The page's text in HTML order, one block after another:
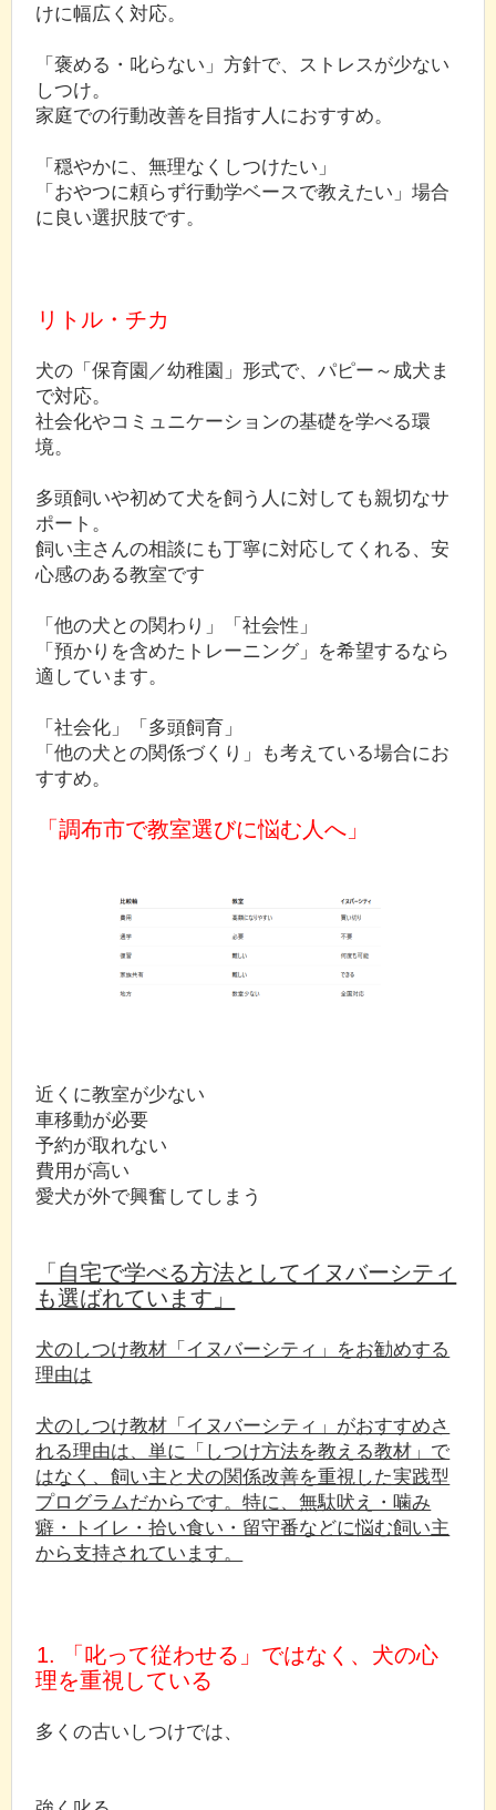
けに幅広く対応。
「褒める・叱らない」方針で、ストレスが少ない
しつけ。
家庭での行動改善を目指す人におすすめ。
「穏やかに、無理なくしつけたい」
「おやつに頼らず行動学ベースで教えたい」場合
に良い選択肢です。
リトル・チカ
犬の「保育園／幼稚園」形式で、パピー～成犬ま
で対応。
社会化やコミュニケーションの基礎を学べる環
境。
多頭飼いや初めて犬を飼う人に対しても親切なサ
ポート。
飼い主さんの相談にも丁寧に対応してくれる、安
心感のある教室です
「他の犬との関わり」「社会性」
「預かりを含めたトレーニング」を希望するなら
適しています。
「社会化」「多頭飼育」
「他の犬との関係づくり」も考えている場合にお
すすめ。
「調布市で教室選びに悩む人へ」
近くに教室が少ない
車移動が必要
予約が取れない
費用が高い
愛犬が外で興奮してしまう
「自宅で学べる方法としてイヌバーシティ
も選ばれています」
犬のしつけ教材「イヌバーシティ」をお勧めする
理由は
犬のしつけ教材「イヌバーシティ」がおすすめさ
れる理由は、単に「しつけ方法を教える教材」で
はなく、飼い主と犬の関係改善を重視した実践型
プログラムだからです。特に、無駄吠え・噛み
癖・トイレ・拾い食い・留守番などに悩む飼い主
から支持されています。
1. 「叱って従わせる」ではなく、犬の心
理を重視している
多くの古いしつけでは、